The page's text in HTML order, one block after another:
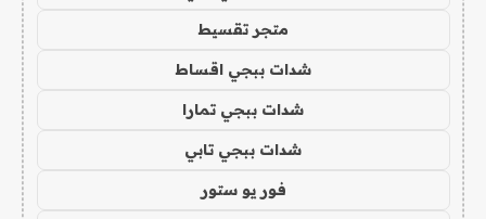
متجر تقسيط
شدات ببجي اقساط
شدات ببجي تمارا
شدات ببجي تابي
فور يو ستور